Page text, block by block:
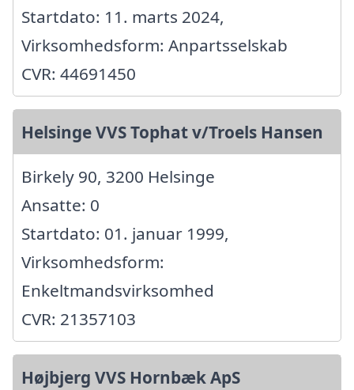
Startdato: 11. marts 2024,
Virksomhedsform: Anpartsselskab
CVR: 44691450
Helsinge VVS Tophat v/Troels Hansen
Birkely 90, 3200 Helsinge
Ansatte: 0
Startdato: 01. januar 1999,
Virksomhedsform:
Enkeltmandsvirksomhed
CVR: 21357103
Højbjerg VVS Hornbæk ApS